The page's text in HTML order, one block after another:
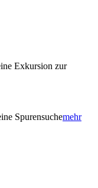
Exkursion zur
Spurensuchemehr